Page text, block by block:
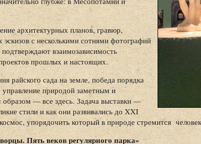
архитектурных планов, гравюр,
эскизов с несколькими сотнями фотографий
подтверждают взаимозависимость
прошлых и настоящих.
райского сада на земле, победа порядка
природой заметным и
образом — все здесь. Задача выставки —
стили и как они развивались до XXI
упорядочить который в природе стремится
Пять веков регулярного парка»